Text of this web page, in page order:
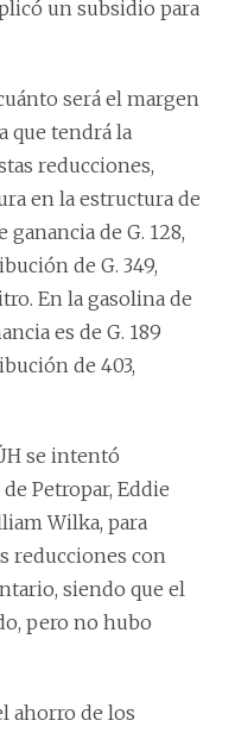
un subsidio para
será el margen
que tendrá la
reducciones,
en la estructura de
de G. 128,
de G. 349,
En la gasolina de
es de G. 189
de 403,
se intentó
Petropar, Eddie
Wilka, para
reducciones con
siendo que el
pero no hubo
ahorro de los